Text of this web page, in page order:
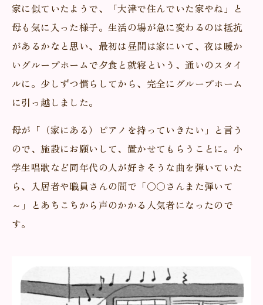
家に似ていたようで、「大津で住んでいた家やね」と
母も気に入った様子。生活の場が急に変わるのは抵抗
があるかなと思い、最初は昼間は家にいて、夜は暖か
いグループホームで夕食と就寝という、通いのスタイ
ルに。少しずつ慣らしてから、完全にグループホーム
に引っ越しました。
母が「（家にある）ピアノを持っていきたい」と言う
ので、施設にお願いして、置かせてもらうことに。小
学生唱歌など同年代の人が好きそうな曲を弾いていた
ら、入居者や職員さんの間で「〇〇さんまた弾いて
～」とあちこちから声のかかる人気者になったので
す。